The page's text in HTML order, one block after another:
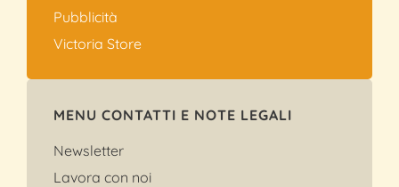
Pubblicità
Victoria Store
MENU CONTATTI E NOTE LEGALI
Newsletter
Lavora con noi